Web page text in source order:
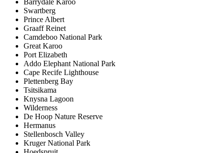
Barrydale Karoo
Swartberg
Prince Albert
Graaff Reinet
Camdeboo National Park
Great Karoo
Port Elizabeth
Addo Elephant National Park
Cape Recife Lighthouse
Plettenberg Bay
Tsitsikama
Knysna Lagoon
Wilderness
De Hoop Nature Reserve
Hermanus
Stellenbosch Valley
Kruger National Park